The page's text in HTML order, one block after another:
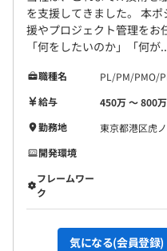
契約更新の上限
通算契約期間は3年まで
※ただし有期雇用契約か
6カ月（期間中、条件など
6カ月は契約社員として
した採用を行っております。
を支援してきました。 本
援やプロジェクト管理をお
「何をしたいのか」「何が
職種名
PL/PM/PMO/
給与
450万 〜 800
勤務地
東京都港区虎
開発環境
フレームワー
ク
気になる(会員登録)